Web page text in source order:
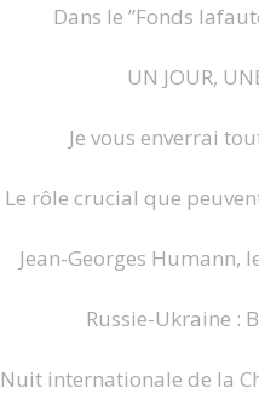
Dans le ”Fonds
UN JOUR,
Je vous enverrai
Le rôle crucial que
Jean-Georges Humann,
Russie-Ukraine :
Nuit internationale de la